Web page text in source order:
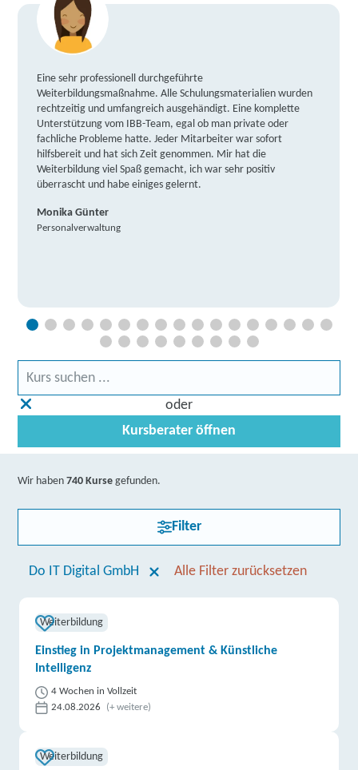
Eine sehr professionell durchgeführte
Weiterbildungsmaßnahme. Alle Schulungsmaterialien wurden
rechtzeitig und umfangreich ausgehändigt. Eine komplette
Unterstützung vom IBB-Team, egal ob man private oder
fachliche Probleme hatte. Jeder Mitarbeiter war sofort
hilfsbereit und hat sich Zeit genommen. Mir hat die
Weiterbildung viel Spaß gemacht, ich war sehr positiv
überrascht und habe einiges gelernt.
Monika Günter
Personalverwaltung
oder
Kursberater öffnen
Wir haben740 Kurse gefunden.
Filter
Do IT Digital GmbH Alle Filter zurücksetzen
Weiterbildung
Einstieg in Projektmanagement & Künstliche
Intelligenz
4 Wochen in Vollzeit
24.08.2026
(+ weitere)
Weiterbildung